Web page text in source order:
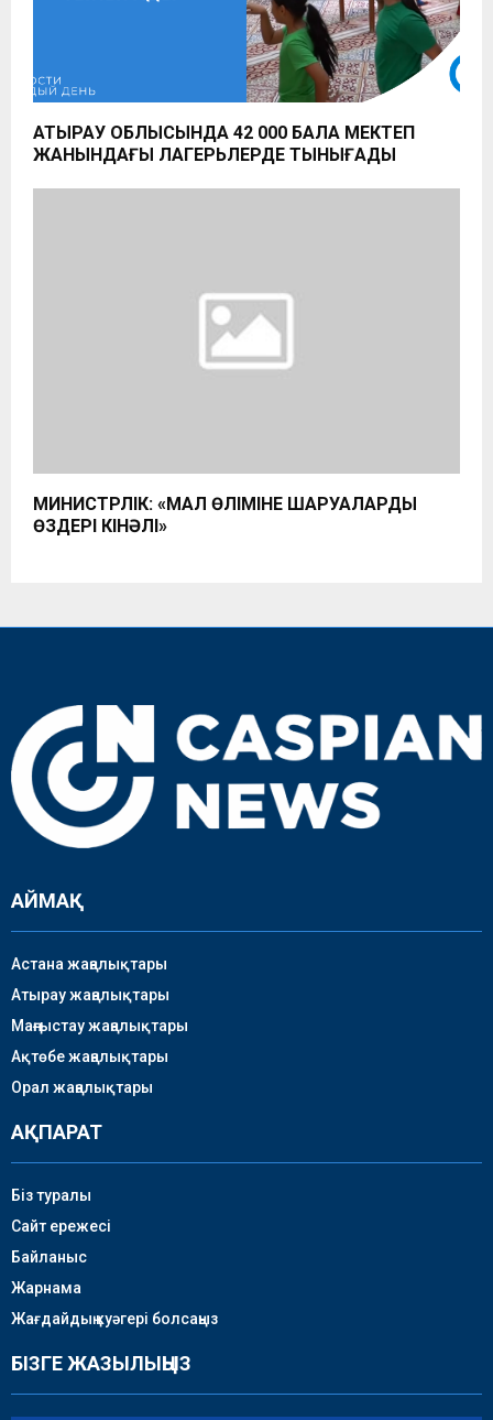
АТЫРАУ ОБЛЫСЫНДА 42 000 БАЛА МЕКТЕП
ЖАНЫНДАҒЫ ЛАГЕРЬЛЕРДЕ ТЫНЫҒАДЫ
МИНИСТРЛІК: «МАЛ ӨЛІМІНЕ ШАРУАЛАРДЫҢ
ӨЗДЕРІ КІНӘЛІ»
АЙМАҚ
Астана жаңалықтары
Атырау жаңалықтары
Маңғыстау жаңалықтары
Ақтөбе жаңалықтары
Орал жаңалықтары
АҚПАРАТ
Біз туралы
Сайт ережесі
Байланыс
Жарнама
Жағдайдың куәгері болсаңыз
БІЗГЕ ЖАЗЫЛЫҢЫЗ